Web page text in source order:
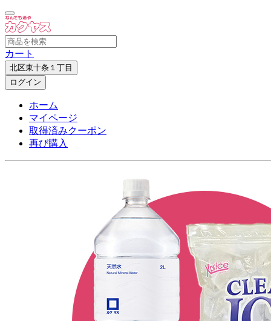
カート
北区東十条１丁目
ログイン
ホーム
マイページ
取得済みクーポン
再び購入